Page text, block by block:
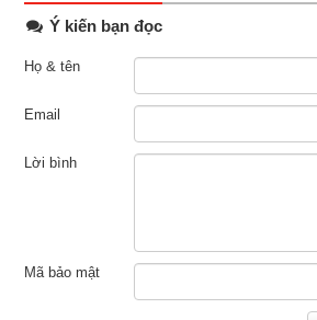
Ý kiến bạn đọc
Họ & tên
Email
Lời bình
Mã bảo mật